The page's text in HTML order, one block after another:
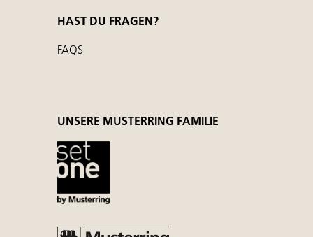
HAST DU FRAGEN?
FAQS
UNSERE MUSTERRING FAMILIE